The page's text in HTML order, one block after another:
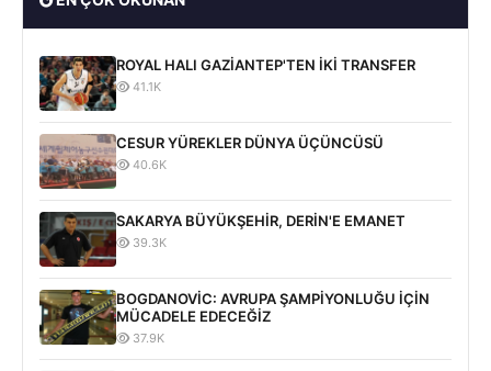
ROYAL HALI GAZİANTEP'TEN İKİ TRANSFER
41.1K
CESUR YÜREKLER DÜNYA ÜÇÜNCÜSÜ
40.6K
SAKARYA BÜYÜKŞEHİR, DERİN'E EMANET
39.3K
BOGDANOVİC: AVRUPA ŞAMPİYONLUĞU İÇİN
MÜCADELE EDECEĞİZ
37.9K